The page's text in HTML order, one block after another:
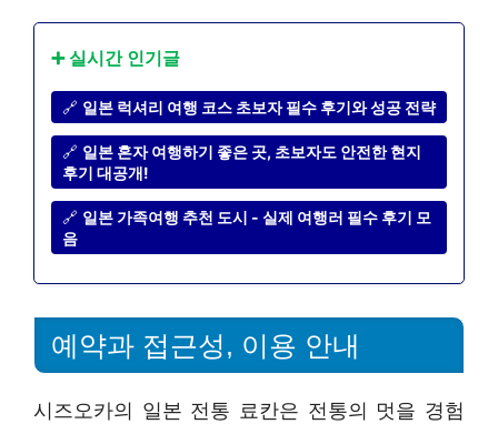
➕ 실시간 인기글
🔗 일본 럭셔리 여행 코스 초보자 필수 후기와 성공 전략
🔗 일본 혼자 여행하기 좋은 곳, 초보자도 안전한 현지
후기 대공개!
🔗 일본 가족여행 추천 도시 - 실제 여행러 필수 후기 모
음
예약과 접근성, 이용 안내
시즈오카의 일본 전통 료칸은 전통의 멋을 경험